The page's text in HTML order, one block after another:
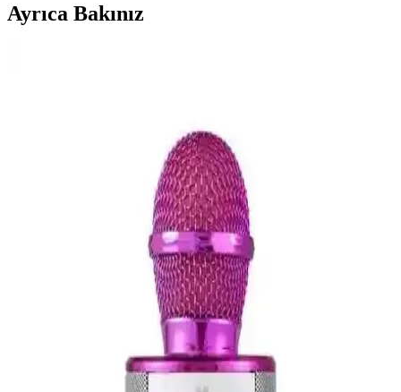
Ayrıca Bakınız
dayanıklılık ve kolay kullanım ile profesyonel ve amatör
Platoon PL-2452 Mini Yaka Mikrofonu Ses Kalitesi
ve Çoklu Bağlantı Özellikleriyle Öne Çıkıyor
Platoon PL-2452 mikrofon seti, şık tasarımı, yüksek ses kalitesi ve
çoklu girişleriyle profesyonel ve amatör kullanım için ideal.
Rode Smartlav+ Plus Mikrofonu: Profesyonel ve
Taşınabilir Ses Kaydı Çözümü
Rode Smartlav+ Plus, yüksek kaliteli ses kaydı sağlayan taşınabilir
yaka mikrofonudur. Kompakt tasarımı ve dayanıklı yapısıyla hareket
halinde ve profesyonel çekimlerde ideal çözümdür.